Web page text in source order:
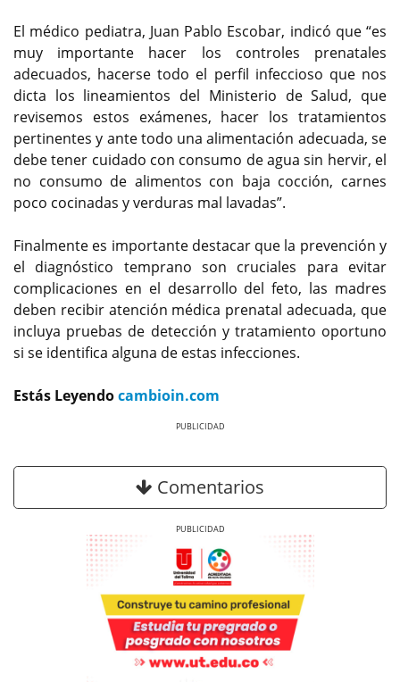
El médico pediatra, Juan Pablo Escobar, indicó que “es
muy importante hacer los controles prenatales
adecuados, hacerse todo el perfil infeccioso que nos
dicta los lineamientos del Ministerio de Salud, que
revisemos estos exámenes, hacer los tratamientos
pertinentes y ante todo una alimentación adecuada, se
debe tener cuidado con consumo de agua sin hervir, el
no consumo de alimentos con baja cocción, carnes
poco cocinadas y verduras mal lavadas”.
Finalmente es importante destacar que la prevención y
el diagnóstico temprano son cruciales para evitar
complicaciones en el desarrollo del feto, las madres
deben recibir atención médica prenatal adecuada, que
incluya pruebas de detección y tratamiento oportuno
si se identifica alguna de estas infecciones.
Estás Leyendocambioin.com
Comentarios